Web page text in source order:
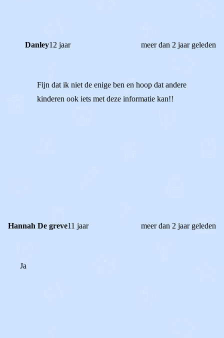
Danley12 jaar meer dan 2 jaar geleden
Fijn dat ik niet de enige ben en hoop dat andere
kinderen ook iets met deze informatie kan!!
Hannah De greve11 jaar meer dan 2 jaar geleden
Ja